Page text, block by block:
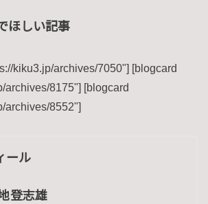
ほしい記事
kiku3.jp/archives/7050"] [blogcard
archives/8175"] [blogcard
archives/8552"]
ール
登志雄